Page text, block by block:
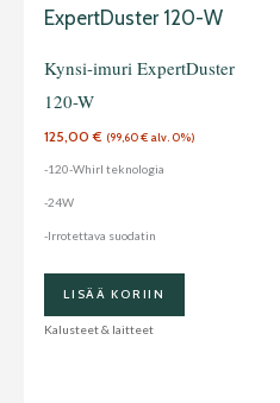
Kynsi-imuri ExpertDuster
120-W
125,00€ (99,60€ alv. 0%)
-120-Whirl teknologia
-24W
-Irrotettava suodatin
LISÄÄ KORIIN
Kalusteet & laitteet